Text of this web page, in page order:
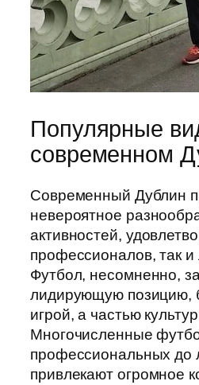
Популярные
современном
Современный Дублин
невероятное
активностей,
профессионалов, так
Футбол, несомненно,
лидирующую позицию,
игрой, а частью
Многочисленные
профессиональных до
привлекают огромное